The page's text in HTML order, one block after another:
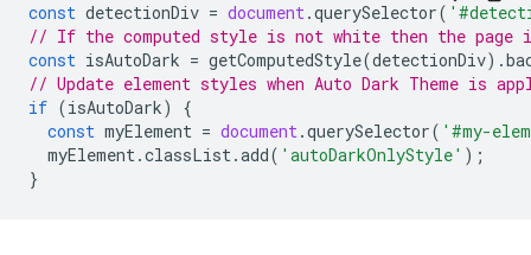
const detectionDiv = document.querySelector(
// If the computed style is not white then the page
const isAutoDark = getComputedStyle(detectionDiv).
// Update element styles when Auto Dark Theme is
if (isAutoDark)
{
const myElement = document.querySelector( '#my-
myElement.classList.add( 'autoDarkOnlyStyle' );
}